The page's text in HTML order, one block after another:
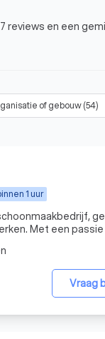
en een
of gebouw(54)
1 uur
Met een
voor
Vraag